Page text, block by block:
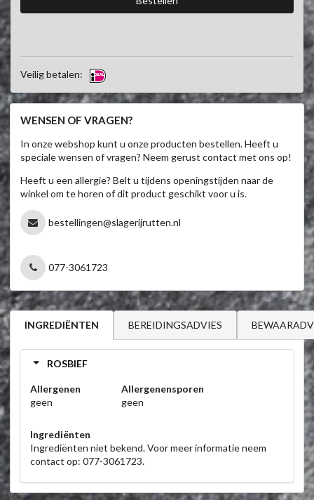
Veilig betalen:
WENSEN OF VRAGEN?
In onze webshop kunt u onze producten bestellen. Heeft u
speciale wensen of vragen? Neem gerust contact met ons op!
Heeft u een allergie? Belt u tijdens openingstijden naar de
winkel om te horen of dit product geschikt voor u is.
bestellingen@slagerijrutten.nl
077-3061723
INGREDIËNTEN BEREIDINGSADVIES
ROSBIEF
Allergenen
geen
Allergenensporen
geen
Ingrediënten
Ingrediënten niet bekend. Voor meer informatie neem
contact op: 077-3061723.